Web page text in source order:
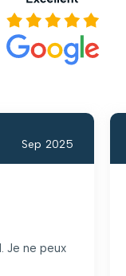
Sep 2025
Je ne peux